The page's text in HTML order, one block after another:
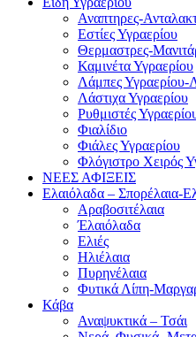
Αναπτηρες-
Εστίες Υγραερίου
Θερμαστρες-
Καμινέτα Υγραερίου
Λάμπες Υγραερίου-
Λάστιχα Υγραερίου
Ρυθμιστές
Φιαλίδιο
Φιάλες Υγραερίου
Φλόγιστρο Χειρός
ΝΕΕΣ ΑΦΙΞΕΙΣ
Ελαιόλαδα – Σπορέλαια-
Αραβοσιτέλαια
Έλαιόλαδα
Ελιές
Ηλιέλαια
Πυρηνέλαια
Φυτικά Λίπη-
Κάβα
Αναψυκτικά – Τσάι